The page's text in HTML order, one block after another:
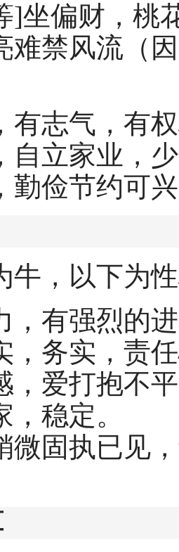
]坐偏财，桃
难禁风流（
有志气，有
自立家业，
勤俭节约可
牛，以下为
有强烈的
务实，责
爱打抱不
稳定。
微固执已见